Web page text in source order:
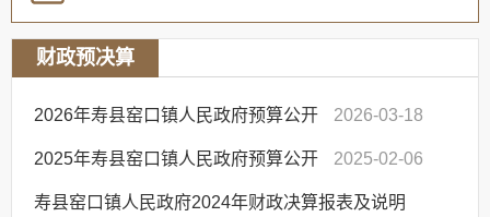
财政预决算
2026年寿县窑口镇人民政府预算公开 2026-03-18
2025年寿县窑口镇人民政府预算公开 2025-02-06
寿县窑口镇人民政府2024年财政决算报表及说明